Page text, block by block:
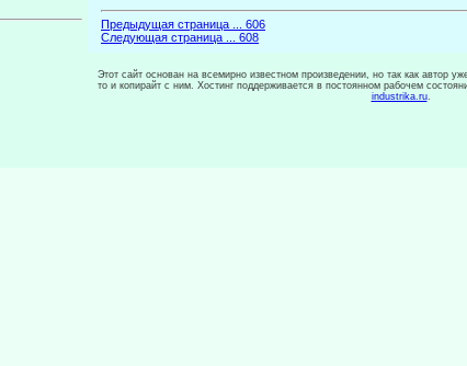
Предыдущая страница ... 606
Следующая страница ... 608
Этот сайт основан на всемирно известном произведении, но так как автор
то и копирайт с ним. Хостинг поддерживается в постоянном рабочем
industrika.ru.